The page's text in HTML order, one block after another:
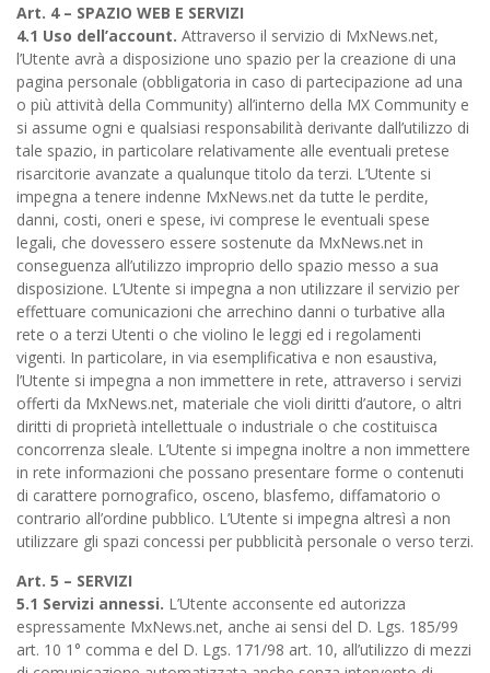
Art. 4 – SPAZIO WEB E SERVIZI
4.1 Uso dell’account. Attraverso il servizio di MxNews.net,
l’Utente avrà a disposizione uno spazio per la creazione di una
pagina personale (obbligatoria in caso di partecipazione ad una
o più attività della Community) all’interno della MX Community e
si assume ogni e qualsiasi responsabilità derivante dall’utilizzo di
tale spazio, in particolare relativamente alle eventuali pretese
risarcitorie avanzate a qualunque titolo da terzi. L’Utente si
impegna a tenere indenne MxNews.net da tutte le perdite,
danni, costi, oneri e spese, ivi comprese le eventuali spese
legali, che dovessero essere sostenute da MxNews.net in
conseguenza all’utilizzo improprio dello spazio messo a sua
disposizione. L’Utente si impegna a non utilizzare il servizio per
effettuare comunicazioni che arrechino danni o turbative alla
rete o a terzi Utenti o che violino le leggi ed i regolamenti
vigenti. In particolare, in via esemplificativa e non esaustiva,
l’Utente si impegna a non immettere in rete, attraverso i servizi
offerti da MxNews.net, materiale che violi diritti d’autore, o altri
diritti di proprietà intellettuale o industriale o che costituisca
concorrenza sleale. L’Utente si impegna inoltre a non immettere
in rete informazioni che possano presentare forme o contenuti
di carattere pornografico, osceno, blasfemo, diffamatorio o
contrario all’ordine pubblico. L’Utente si impegna altresì a non
utilizzare gli spazi concessi per pubblicità personale o verso terzi.
Art. 5 – SERVIZI
5.1 Servizi annessi. L’Utente acconsente ed autorizza
espressamente MxNews.net, anche ai sensi del D. Lgs. 185/99
art. 10 1° comma e del D. Lgs. 171/98 art. 10, all’utilizzo di mezzi